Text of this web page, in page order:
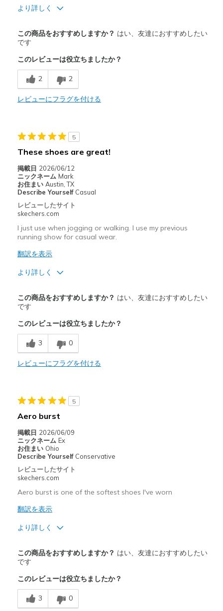
より詳しく
Attractive Design
Breathe Well
Comfortable
Durable
以下に最適
Casual Wear
Going Out
Special Occasions
Travel
Width
Feels true to width
Sizing
View On Shoes
この商品をおすすめしますか？ はい、友達におすすめしたい
です
このレビューは役立ちましたか？
2 2
レビューにフラグを付ける
5
These shoes are great!
掲載日 2026/06/12
ニックネーム Mark
お住まい Austin, TX
Describe Yourself Casual
レビューしたサイト
skechers.com
I just use when jogging or walking. I use my previous
running show for casual wear.
翻訳を表示
より詳しく
Comfortable
Really cushions impact.
Stylish
Width
Feels true to width
この商品をおすすめしますか？ はい、友達におすすめしたい
です
このレビューは役立ちましたか？
3 0
レビューにフラグを付ける
5
Aero burst
掲載日 2026/06/09
ニックネーム Ex
お住まい Ohio
Describe Yourself Conservative
レビューしたサイト
skechers.com
Aero burst is one of the softest shoes I've worn
翻訳を表示
より詳しく
Comfortable
以下に最適
Casual Wear
この商品をおすすめしますか？ はい、友達におすすめしたい
です
このレビューは役立ちましたか？
3 0